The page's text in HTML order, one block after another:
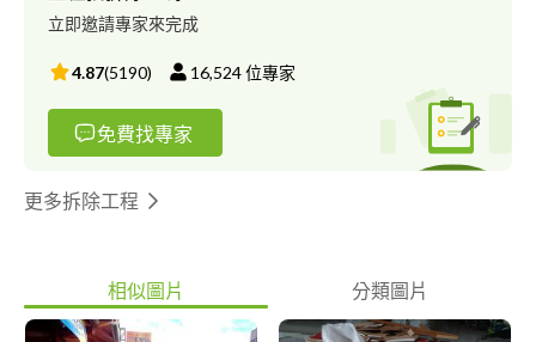
立即邀請專家來完成
4.87(5190) 16,524位專家
免費找專家
更多拆除工程
相似圖片 分類圖片